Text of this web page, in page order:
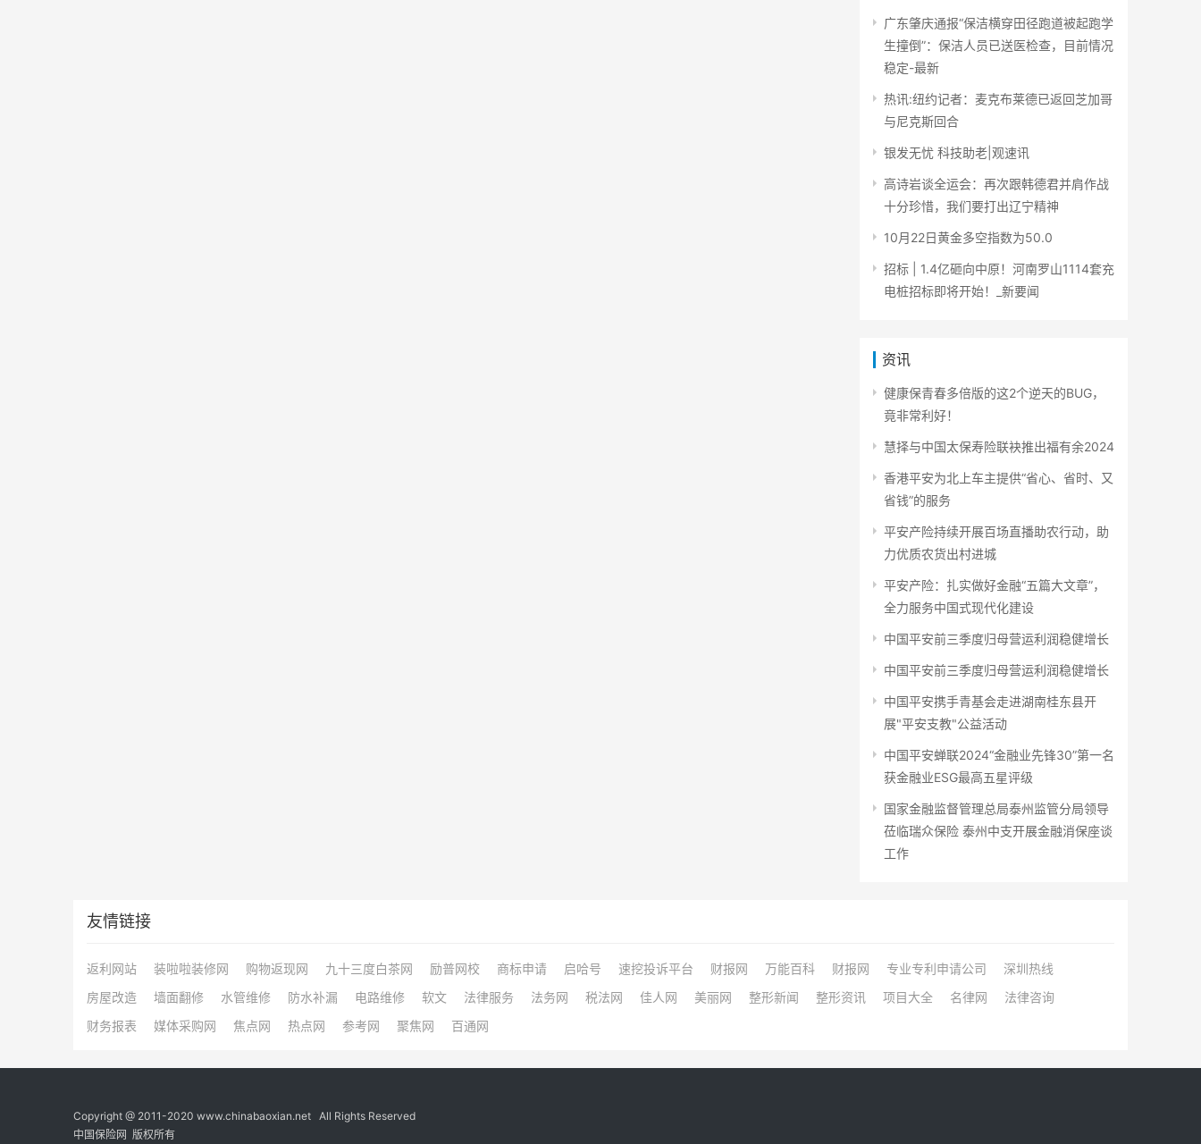
广东肇庆通报“保洁横穿田径跑道被起跑学
生撞倒”：保洁人员已送医检查，目前情况
稳定-最新
热讯:纽约记者：麦克布莱德已返回芝加哥
与尼克斯回合
银发无忧 科技助老|观速讯
高诗岩谈全运会：再次跟韩德君并肩作战
十分珍惜，我们要打出辽宁精神
10月22日黄金多空指数为50.0
招标 | 1.4亿砸向中原！河南罗山1114套充
电桩招标即将开始！_新要闻
资讯
健康保青春多倍版的这2个逆天的BUG，
竟非常利好！
慧择与中国太保寿险联袂推出福有余2024
香港平安为北上车主提供“省心、省时、又
省钱”的服务
平安产险持续开展百场直播助农行动，助
力优质农货出村进城
平安产险：扎实做好金融“五篇大文章”，
全力服务中国式现代化建设
中国平安前三季度归母营运利润稳健增长
中国平安前三季度归母营运利润稳健增长
中国平安携手青基会走进湖南桂东县开
展"平安支教"公益活动
中国平安蝉联2024“金融业先锋30”第一名
获金融业ESG最高五星评级
国家金融监督管理总局泰州监管分局领导
莅临瑞众保险 泰州中支开展金融消保座谈
工作
友情链接
返利网站 装啦啦装修网 购物返现网 九十三度白茶网 励普网校 商标申请 启哈号 速挖投诉平台 财报网 万能百科 财报网 专业专利申请公司
深圳热线
房屋改造
墙面翻修 水管维修 防水补漏 电路维修 软文 法律服务 法务网 税法网 佳人网 美丽网 整形新闻 整形资讯 项目大全 名律网
法律咨询
财务报表
媒体采购网 焦点网 热点网 参考网 聚焦网 百通网
Copyright @ 2011-2020 www.chinabaoxian.net All Rights Reserved
中国保险网 版权所有